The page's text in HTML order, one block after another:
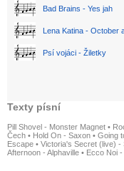
Bad Brains - Yes jah
Lena Katina - October
Psí vojáci - Žiletky
Texty písní
Pill Shovel - Monster Magnet •
Čech • Hold On - Saxon • Going
Escape • Victoria's Secret (live) -
Afternoon - Alphaville • Ecco Noi